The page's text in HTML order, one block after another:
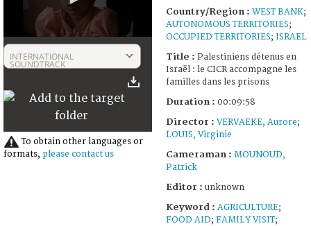
0
seconds
of
58
INTERNATIONAL
SOUNDTRACK
To obtain other languages or
formats, please contact us
Country/Region : WEST BANK;
AUTONOMOUS TERRITORIES;
OCCUPIED TERRITORIES; ISRAEL
Title : Palestiniens détenus en
Israël : le CICR accompagne les
familles dans les prisons
Duration : 00:09:58
Director : VERVAEKE, Aurore;
LOUIS, Virginie
Cameraman : MOUNOUD,
Patrick
Editor : unknown
Keyword : AGRICULTURE;
FOOD AID; FAMILY VISIT;